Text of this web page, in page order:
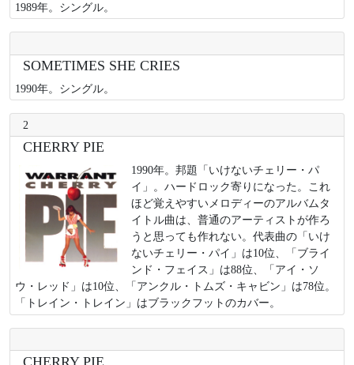
1989年。シングル。
SOMETIMES SHE CRIES
1990年。シングル。
2
CHERRY PIE
1990年。邦題「いけないチェリー・パ
イ」。ハードロック寄りになった。これ
ほど覚えやすいメロディーのアルバムタ
イトル曲は、普通のアーティストが作ろ
うと思っても作れない。代表曲の「いけ
ないチェリー・パイ」は10位、「ブライ
ンド・フェイス」は88位、「アイ・ソ
ウ・レッド」は10位、「アンクル・トムズ・キャビン」は78位。
「トレイン・トレイン」はブラックフットのカバー。
CHERRY PIE